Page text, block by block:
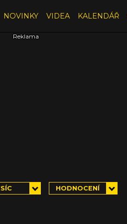
NOVINKY VIDEA KALENDÁŘ
HODNOCENÍ